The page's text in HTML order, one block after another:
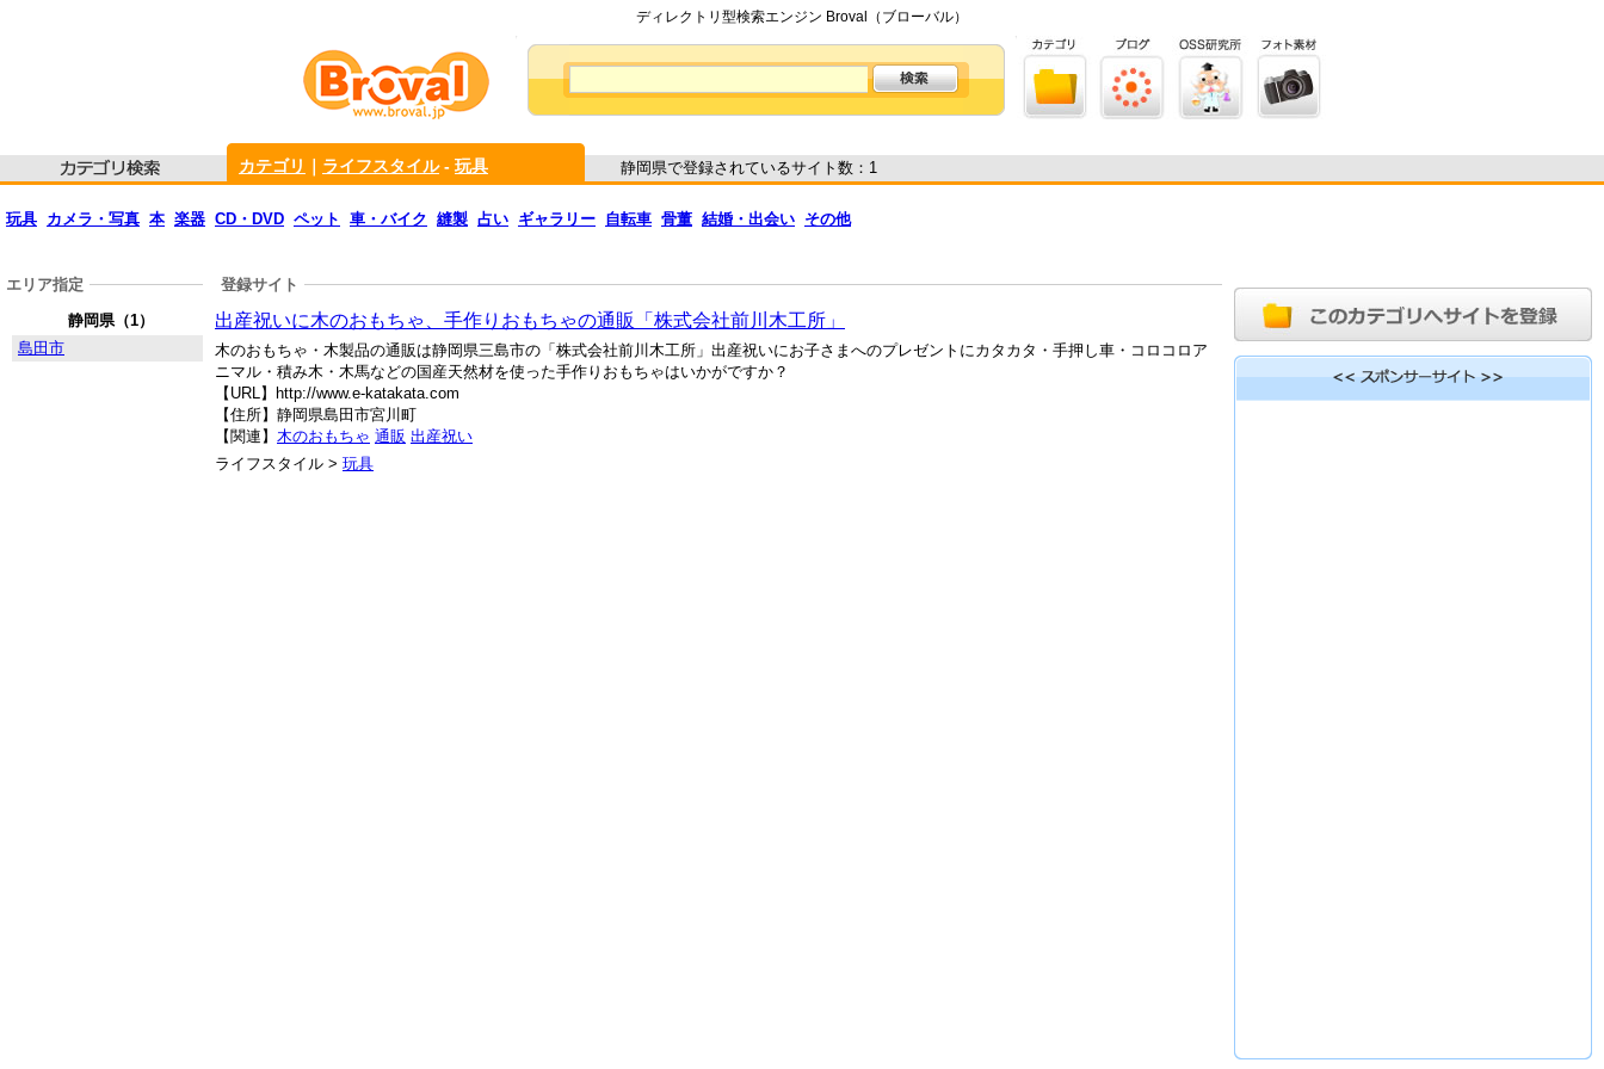
ディレクトリ型検索エンジン Broval（ブローバル）
カテゴリ ライフスタイル- 玩具 静岡県で登録されているサイト数：1
玩具 カメラ・写真 本 楽器 CD・DVD ペット 車・バイク 縫製 占い ギャラリー 自転車 骨董 結婚・出会い その他
登録サイト
出産祝いに木のおもちゃ、手作りおもちゃの通販「株式会社前川木工所」
木のおもちゃ・木製品の通販は静岡県三島市の「株式会社前川木工所」出産祝いにお子さまへのプレゼントにカタカタ・手押し車・コロコロア
ニマル・積み木・木馬などの国産天然材を使った手作りおもちゃはいかがですか？
【URL】http://www.e-katakata.com
【住所】静岡県島田市宮川町
【関連】 木のおもちゃ 通販 出産祝い
ライフスタイル > 玩具
エリア指定
静岡県（1）
島田市